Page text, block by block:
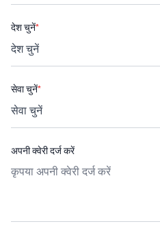
देश चुनें*
सेवा चुनें*
अपनी क्वेरी दर्ज करें